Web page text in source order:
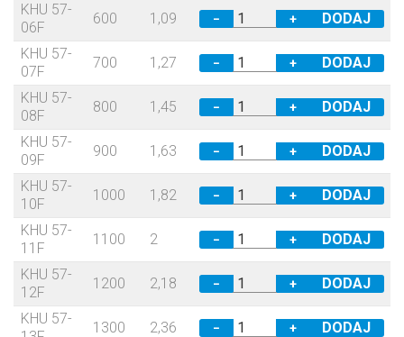
KHU 57-
06F
600 1,09 − +
KHU 57-
07F
700 1,27 − +
KHU 57-
08F
800 1,45 − +
KHU 57-
09F
900 1,63 − +
KHU 57-
10F
1000 1,82 − +
KHU 57-
11F
1100 2 − +
KHU 57-
12F
1200 2,18 − +
KHU 57-
1300 2,36 − +